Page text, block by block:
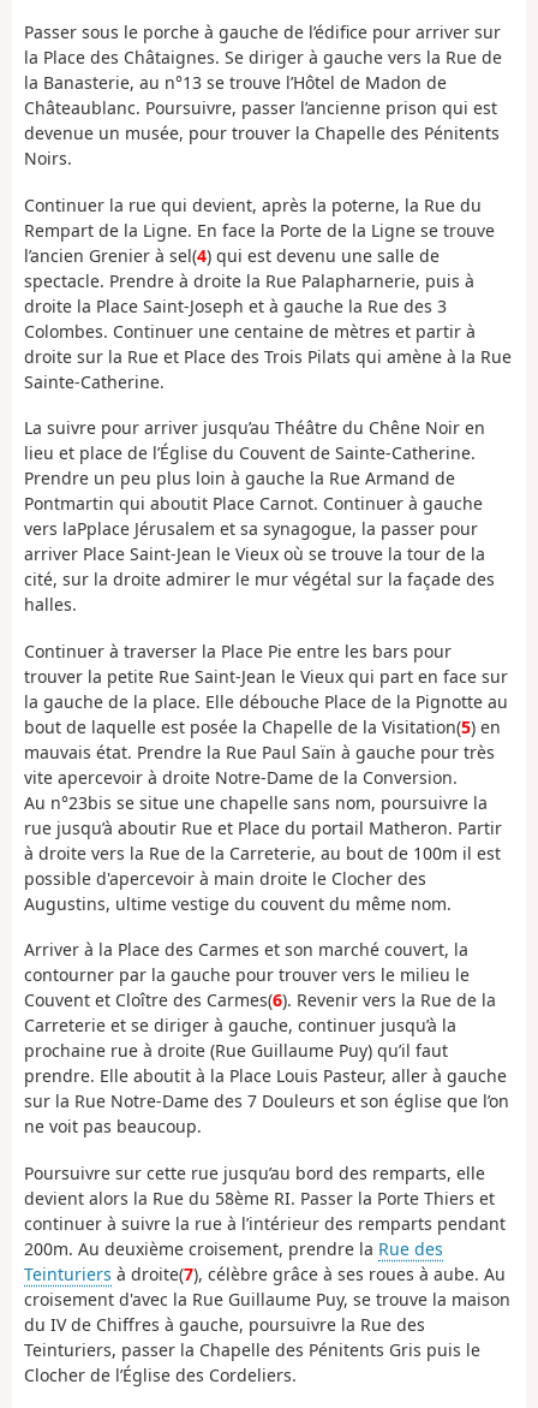
Passer sous le porche à gauche de l’édifice pour arriver sur
la Place des Châtaignes. Se diriger à gauche vers la Rue de
la Banasterie, au n°13 se trouve l’Hôtel de Madon de
Châteaublanc. Poursuivre, passer l’ancienne prison qui est
devenue un musée, pour trouver la Chapelle des Pénitents
Noirs.
Continuer la rue qui devient, après la poterne, la Rue du
Rempart de la Ligne. En face la Porte de la Ligne se trouve
l’ancien Grenier à sel(4) qui est devenu une salle de
spectacle. Prendre à droite la Rue Palapharnerie, puis à
droite la Place Saint-Joseph et à gauche la Rue des 3
Colombes. Continuer une centaine de mètres et partir à
droite sur la Rue et Place des Trois Pilats qui amène à la Rue
Sainte-Catherine.
La suivre pour arriver jusqu’au Théâtre du Chêne Noir en
lieu et place de l’Église du Couvent de Sainte-Catherine.
Prendre un peu plus loin à gauche la Rue Armand de
Pontmartin qui aboutit Place Carnot. Continuer à gauche
vers laPplace Jérusalem et sa synagogue, la passer pour
arriver Place Saint-Jean le Vieux où se trouve la tour de la
cité, sur la droite admirer le mur végétal sur la façade des
halles.
Continuer à traverser la Place Pie entre les bars pour
trouver la petite Rue Saint-Jean le Vieux qui part en face sur
la gauche de la place. Elle débouche Place de la Pignotte au
bout de laquelle est posée la Chapelle de la Visitation(5) en
mauvais état. Prendre la Rue Paul Saïn à gauche pour très
vite apercevoir à droite Notre-Dame de la Conversion.
Au n°23bis se situe une chapelle sans nom, poursuivre la
rue jusqu’à aboutir Rue et Place du portail Matheron. Partir
à droite vers la Rue de la Carreterie, au bout de 100m il est
possible d'apercevoir à main droite le Clocher des
Augustins, ultime vestige du couvent du même nom.
Arriver à la Place des Carmes et son marché couvert, la
contourner par la gauche pour trouver vers le milieu le
Couvent et Cloître des Carmes(6). Revenir vers la Rue de la
Carreterie et se diriger à gauche, continuer jusqu’à la
prochaine rue à droite (Rue Guillaume Puy) qu’il faut
prendre. Elle aboutit à la Place Louis Pasteur, aller à gauche
sur la Rue Notre-Dame des 7 Douleurs et son église que l’on
ne voit pas beaucoup.
Poursuivre sur cette rue jusqu’au bord des remparts, elle
devient alors la Rue du 58ème RI. Passer la Porte Thiers et
continuer à suivre la rue à l’intérieur des remparts pendant
200m. Au deuxième croisement, prendre la Rue des
Teinturiers à droite(7), célèbre grâce à ses roues à aube. Au
croisement d'avec la Rue Guillaume Puy, se trouve la maison
du IV de Chiffres à gauche, poursuivre la Rue des
Teinturiers, passer la Chapelle des Pénitents Gris puis le
Clocher de l’Église des Cordeliers.